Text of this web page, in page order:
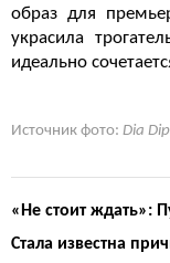
образ для
украсила
идеально
Источник фото: Dia
«Не стоит ждать»:
Стала известна